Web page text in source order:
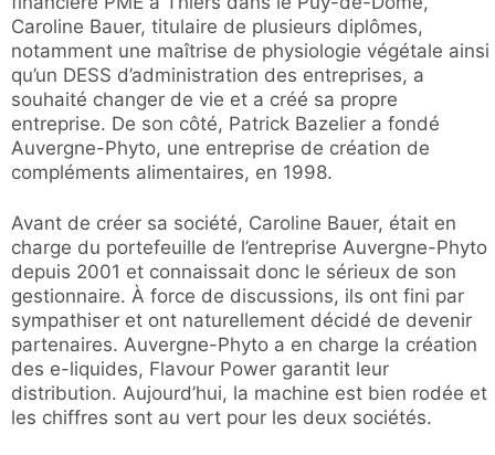
Caroline Bauer, titulaire de plusieurs diplômes,
notamment une maîtrise de physiologie végétale ainsi
qu’un DESS d’administration des entreprises, a
souhaité changer de vie et a créé sa propre
entreprise. De son côté, Patrick Bazelier a fondé
Auvergne-Phyto, une entreprise de création de
compléments alimentaires, en 1998.
Avant de créer sa société, Caroline Bauer, était en
charge du portefeuille de l’entreprise Auvergne-Phyto
depuis 2001 et connaissait donc le sérieux de son
gestionnaire. À force de discussions, ils ont fini par
sympathiser et ont naturellement décidé de devenir
partenaires. Auvergne-Phyto a en charge la création
des e-liquides, Flavour Power garantit leur
distribution. Aujourd’hui, la machine est bien rodée et
les chiffres sont au vert pour les deux sociétés.